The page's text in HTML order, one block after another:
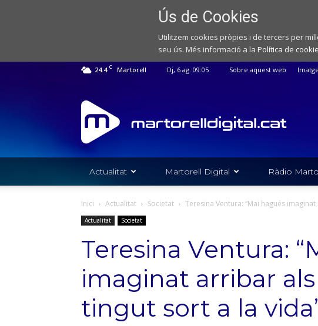
Ús de Cookies
Utilitzem cookies pròpies i de tercers per
seu ús. Més informació a la Política de
24.4 C Martorell Dj, 6 ag. 09:05 Sobre aquest web
Web
de
notícies
de
l'Ajuntament
Martorell
Actualitat Martorell Digital Ràdio
Inici Actualitat Societat Teresina Ventura: “Mai hagués
Actualitat Societat
Teresina Ventura:
imaginat arribar als
tingut sort a la